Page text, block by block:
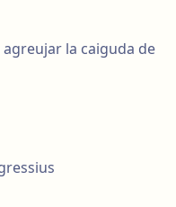
la caiguda de